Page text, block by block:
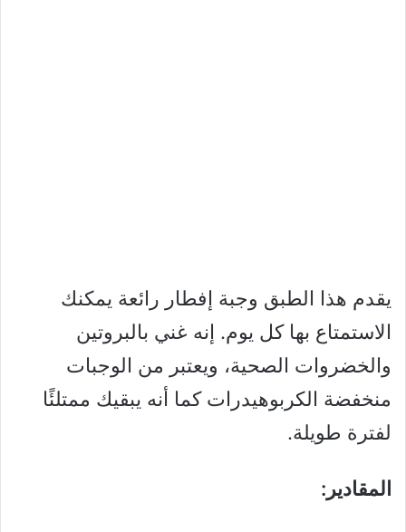
يقدم هذا الطبق وجبة إفطار رائعة يمكنك
الاستمتاع بها كل يوم. إنه غني بالبروتين
والخضروات الصحية، ويعتبر من الوجبات
منخفضة الكربوهيدرات كما أنه يبقيك ممتلئًا
لفترة طويلة.
المقادير: